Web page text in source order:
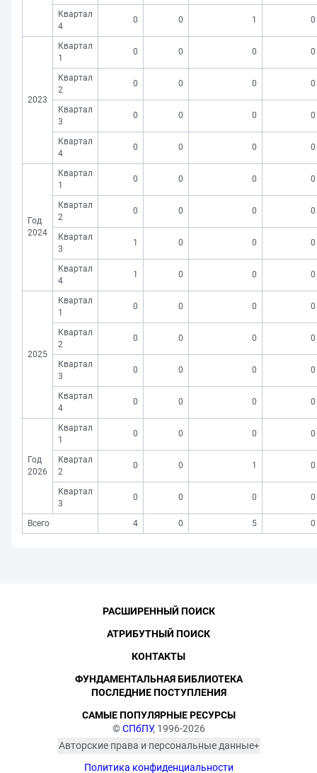
Квартал
4
0 0 1 0
2023
Квартал
1
0 0 0 0
Квартал
2
0 0 0 0
Квартал
3
0 0 0 0
Квартал
4
0 0 0 0
Год
2024
Квартал
1
0 0 0 0
Квартал
2
0 0 0 0
Квартал
3
1 0 0 0
Квартал
4
1 0 0 0
2025
Квартал
1
0 0 0 0
Квартал
2
0 0 0 0
Квартал
3
0 0 0 0
Квартал
4
0 0 0 0
Год
2026
Квартал
1
0 0 0 0
Квартал
2
0 0 1 0
Квартал
3
0 0 0 0
Всего 4 0 5 0
©СПбПУ, 1996-2026
Авторские права и персональные данные
изображённых лиц в соответствии
Политика конфиденциальности
РАСШИРЕННЫЙ ПОИСК
АТРИБУТНЫЙ ПОИСК
КОНТАКТЫ
ФУНДАМЕНТАЛЬНАЯ БИБЛИОТЕКА
ПОСЛЕДНИЕ ПОСТУПЛЕНИЯ
САМЫЕ ПОПУЛЯРНЫЕ РЕСУРСЫ